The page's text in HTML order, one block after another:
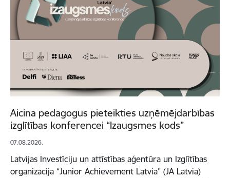
Aicina pedagogus pieteikties uzņēmējdarbības
izglītības konferencei “Izaugsmes kods”
07.08.2026.
Latvijas Investīciju un attīstības aģentūra un Izglītības
organizācija “Junior Achievement Latvia” (JA Latvia)